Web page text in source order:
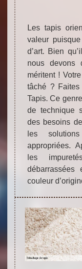
Les tapis
valeur
d’art. Bien
nous devons
méritent !
tâché ? Faites
Tapis. Ce
de technique
des besoins
les
appropriées.
les
couleur